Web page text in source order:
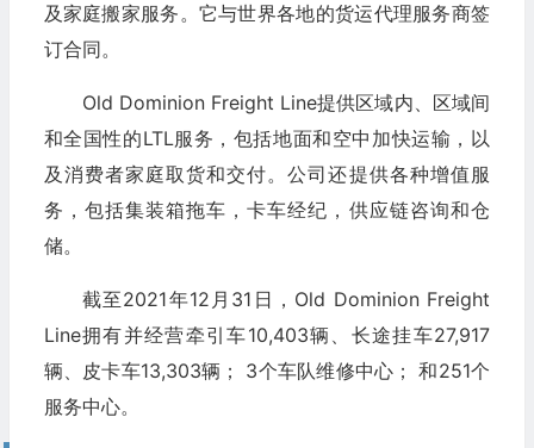
及家庭搬家服务。它与世界各地的货运代理服务商签
订合同。
Old Dominion Freight Line提供区域内、区域间
和全国性的LTL服务，包括地面和空中加快运输，以
及消费者家庭取货和交付。公司还提供各种增值服
务，包括集装箱拖车，卡车经纪，供应链咨询和仓
储。
截至2021年12月31日，Old Dominion Freight
Line拥有并经营牵引车10,403辆、长途挂车27,917
辆、皮卡车13,303辆； 3个车队维修中心； 和251个
服务中心。